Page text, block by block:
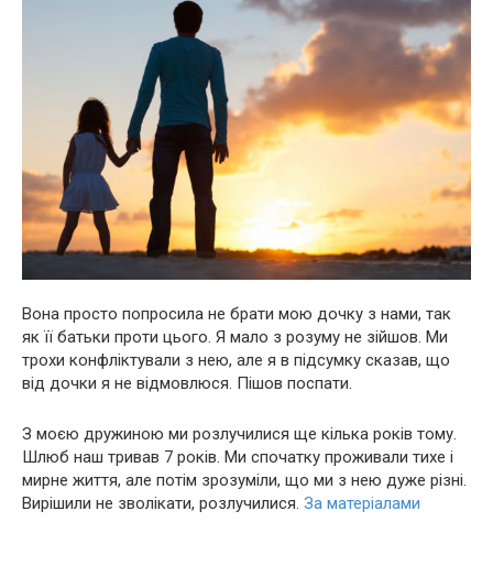
Вона просто попросила не брати мою дочку з нами, так
як її батьки проти цього. Я мало з розуму не зійшов. Ми
трохи конфліктували з нею, але я в підсумку сказав, що
від дочки я не відмовлюся. Пішов поспати.
З моєю дружиною ми розлучилися ще кілька років тому.
Шлюб наш тривав 7 років. Ми спочатку проживали тихе і
мирне життя, але потім зрозуміли, що ми з нею дуже різні.
Вирішили не зволікати, розлучилися. За матеріалами